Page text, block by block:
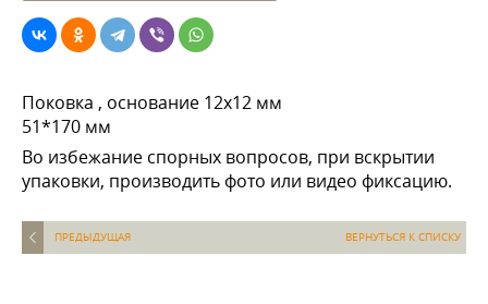
Поковка , основание 12х12 мм
51*170 мм
Во избежание спорных вопросов, при вскрытии
упаковки, производить фото или видео фиксацию.
ПРЕДЫДУЩАЯ ВЕРНУТЬСЯ К СПИСКУ